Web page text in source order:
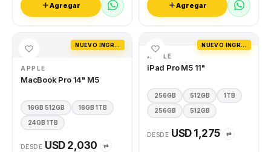
Agregar Agregar
APPLE
MacBook Pro 14" M5
16GB 512GB 16GB 1TB
24GB 1TB
DESDE USD 2,030 ⇄
APPLE
iPad Pro M5 11"
256GB 512GB 1TB
256GB 512GB
DESDE USD 1,275 ⇄